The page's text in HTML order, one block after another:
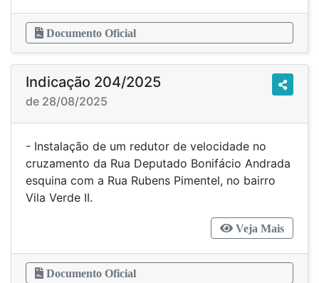
Documento Oficial
Indicação 204/2025
de 28/08/2025
- Instalação de um redutor de velocidade no
cruzamento da Rua Deputado Bonifácio Andrada
esquina com a Rua Rubens Pimentel, no bairro
Vila Verde II.
Veja Mais
Documento Oficial